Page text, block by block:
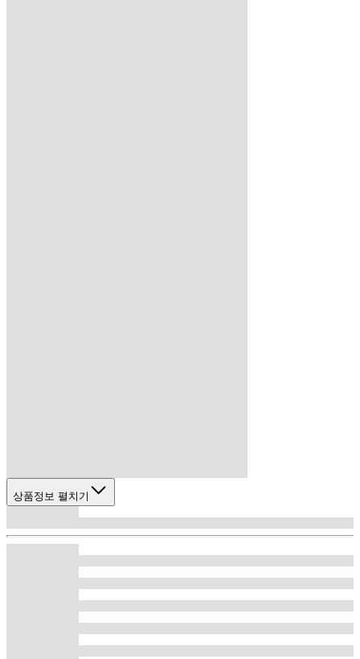
상품정보 펼치기